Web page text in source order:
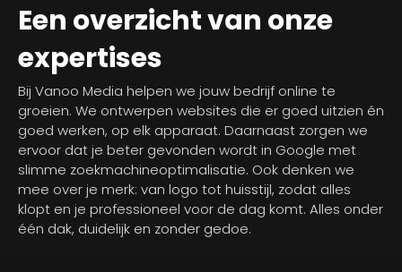
Een overzicht van onze
expertises
Bij Vanoo Media helpen we jouw bedrijf online te
groeien. We ontwerpen websites die er goed uitzien én
goed werken, op elk apparaat. Daarnaast zorgen we
ervoor dat je beter gevonden wordt in Google met
slimme zoekmachineoptimalisatie. Ook denken we
mee over je merk: van logo tot huisstijl, zodat alles
klopt en je professioneel voor de dag komt. Alles onder
één dak, duidelijk en zonder gedoe.